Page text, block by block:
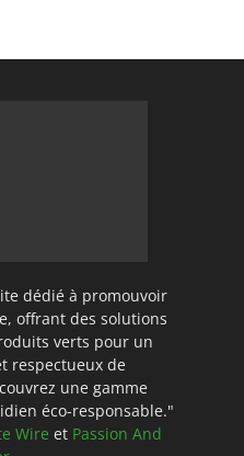
dédié à promouvoir
offrant des solutions
verts pour un
respectueux de
une gamme
éco-responsable."
Wire et Passion And